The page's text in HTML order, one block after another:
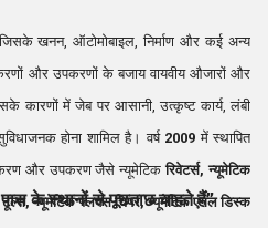
खनन, ऑटोमोबाइल, निर्माण और कई अन्य
और उपकरणों के बजाय वायवीय औजारों और
कारणों में जेब पर आसानी, उत्कृष्ट कार्य, लंबी
होना शामिल है। वर्ष 2009 में स्थापित
और उपकरण जैसे न्यूमेटिकरिवेटर्स, न्यूमेटिक
न्यूमेटिक फ्लक्स चिपर, न्यूमेटिक एंगल डिस्क
के स्थानों से पूछताछ चाहते हैं”